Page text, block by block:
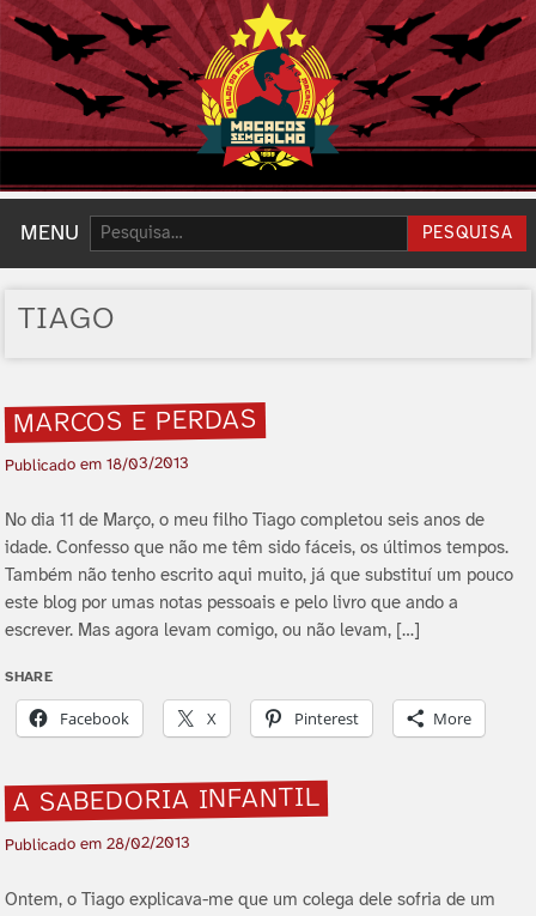
MENU Pesquisar: PESQUISA
TIAGO
MARCOS E PERDAS
Publicado em18/03/2013
No dia 11 de Março, o meu filho Tiago completou seis anos de
idade. Confesso que não me têm sido fáceis, os últimos tempos.
Também não tenho escrito aqui muito, já que substituí­ um pouco
este blog por umas notas pessoais e pelo livro que ando a
escrever. Mas agora levam comigo, ou não levam, […]
SHARE
Facebook X Pinterest More
A SABEDORIA INFANTIL
Publicado em28/02/2013
Ontem, o Tiago explicava-me que um colega dele sofria de um